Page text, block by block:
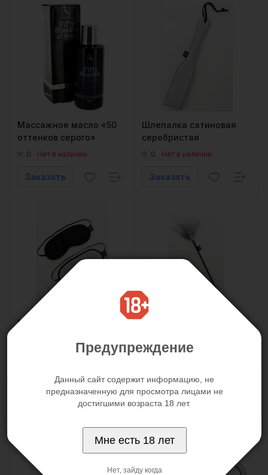
Массажное масло «50
оттенков серого»
0 Нет в наличии
Заказать
Шлепалка сатиновая
серебристая
0 Нет в наличии
Заказать
Маска на глаза Soft
Заказать
серебристый
Заказать
Предупреждение
Данный сайт содержит информацию, не
предназначенную для просмотра лицами не
достигшими возраста 18 лет.
Мне есть 18 лет
Нет, зайду когда